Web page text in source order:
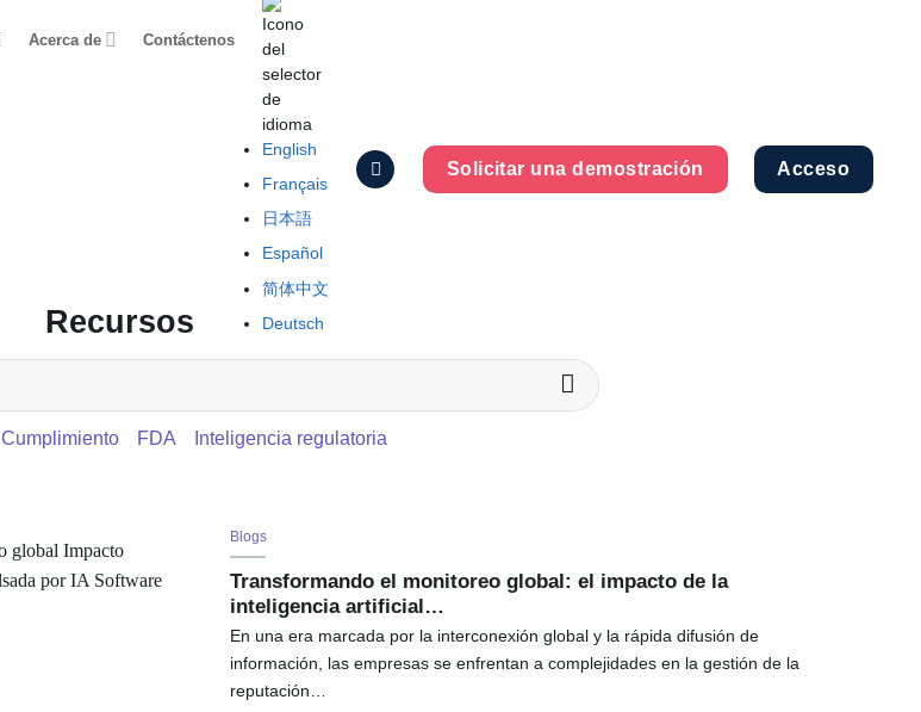
Acerca de Contáctenos
English
Français
日本語
Español
简体中文
Deutsch
Solicitar una demostración Acceso
Recursos
Cumplimiento FDA Inteligencia regulatoria
Blogs
Transformando el monitoreo global: el impacto de la
inteligencia artificial…
En una era marcada por la interconexión global y la rápida difusión de
información, las empresas se enfrentan a complejidades en la gestión de la
reputación…